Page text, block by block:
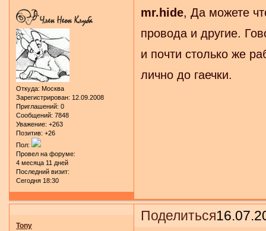
Откуда: Москва
Зарегистрирован: 12.09.2008
Приглашений: 0
Сообщений: 7848
Уважение: +263
Позитив: +26
Пол:
Провел на форуме:
4 месяца 11 дней
Последний визит:
Сегодня 18:30
mr.hide, Да можете
провода и другие.
и почти столько же
лично до гаечки.
Поделиться
Tony